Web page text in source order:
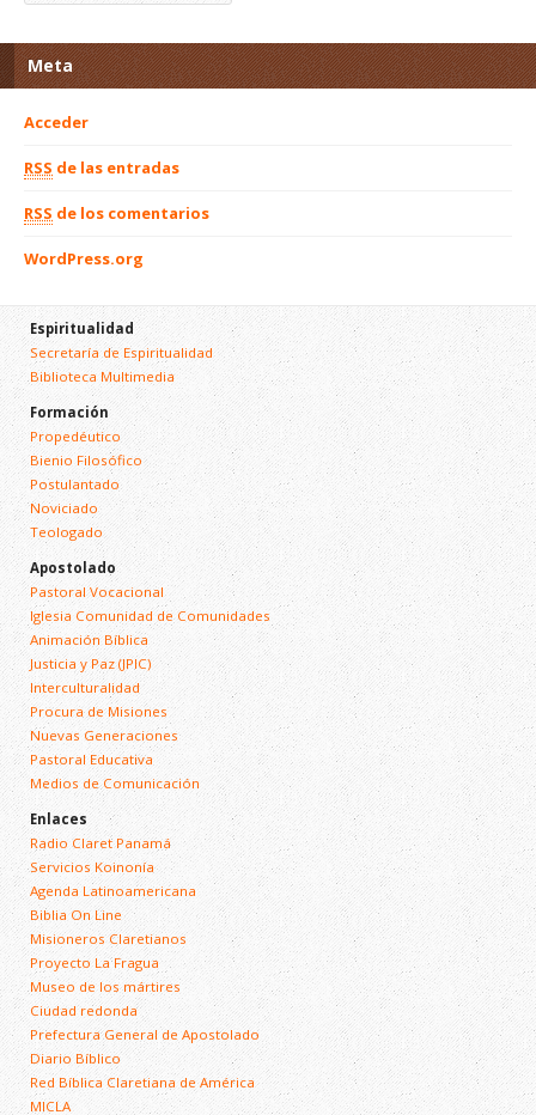
Meta
Acceder
RSS de las entradas
RSS de los comentarios
WordPress.org
Espiritualidad
Secretaría de Espiritualidad
Biblioteca Multimedia
Formación
Propedéutico
Bienio Filosófico
Postulantado
Noviciado
Teologado
Apostolado
Pastoral Vocacional
Iglesia Comunidad de Comunidades
Animación Bíblica
Justicia y Paz (JPIC)
Interculturalidad
Procura de Misiones
Nuevas Generaciones
Pastoral Educativa
Medios de Comunicación
Enlaces
Radio Claret Panamá
Servicios Koinonía
Agenda Latinoamericana
Biblia On Line
Misioneros Claretianos
Proyecto La Fragua
Museo de los mártires
Ciudad redonda
Prefectura General de Apostolado
Diario Bíblico
Red Bíblica Claretiana de América
MICLA